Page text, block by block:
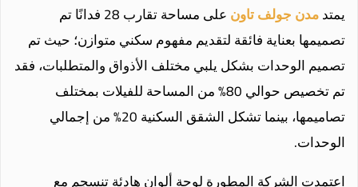
يمتدمدن جولف تاون
على مساحة تقارب 28 فدانًا تم
تصميمها بعناية فائقة لتقديم مفهوم سكني متوازن؛ حيث تم
تصميم الوحدات بشكل يلبي مختلف الأذواق والمتطلبات، فقد
تم تخصيص حوالي 80% من المساحة للفيلات بمختلف
تصاميمها، بينما تشكل الشقق السكنية 20% من إجمالي
الوحدات.
اعتمدت الشركة المطورة لوحة ألوان هادئة تنسجم مع